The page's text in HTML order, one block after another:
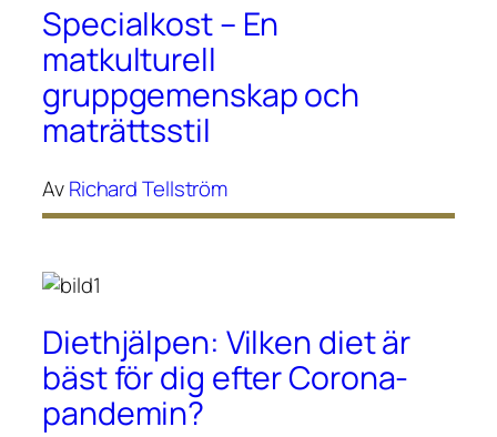
Specialkost – En
matkulturell
gruppgemenskap och
maträttsstil
AvRichard Tellström
Diethjälpen: Vilken diet är
bäst för dig efter Corona-
pandemin?